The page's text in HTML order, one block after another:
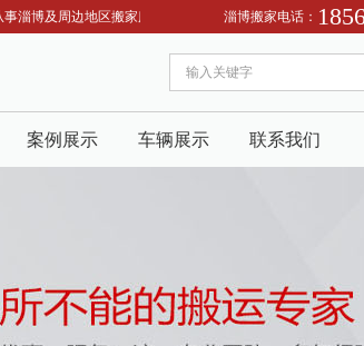
淄博及周边地区搬家服务，找淄博搬家公司请到喜达搬家，电
淄博搬家电话：
案例展示 车辆展示 联系我们